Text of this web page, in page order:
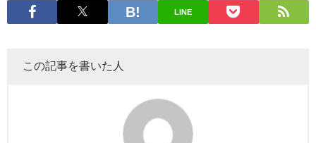
LINE
この記事を書いた人